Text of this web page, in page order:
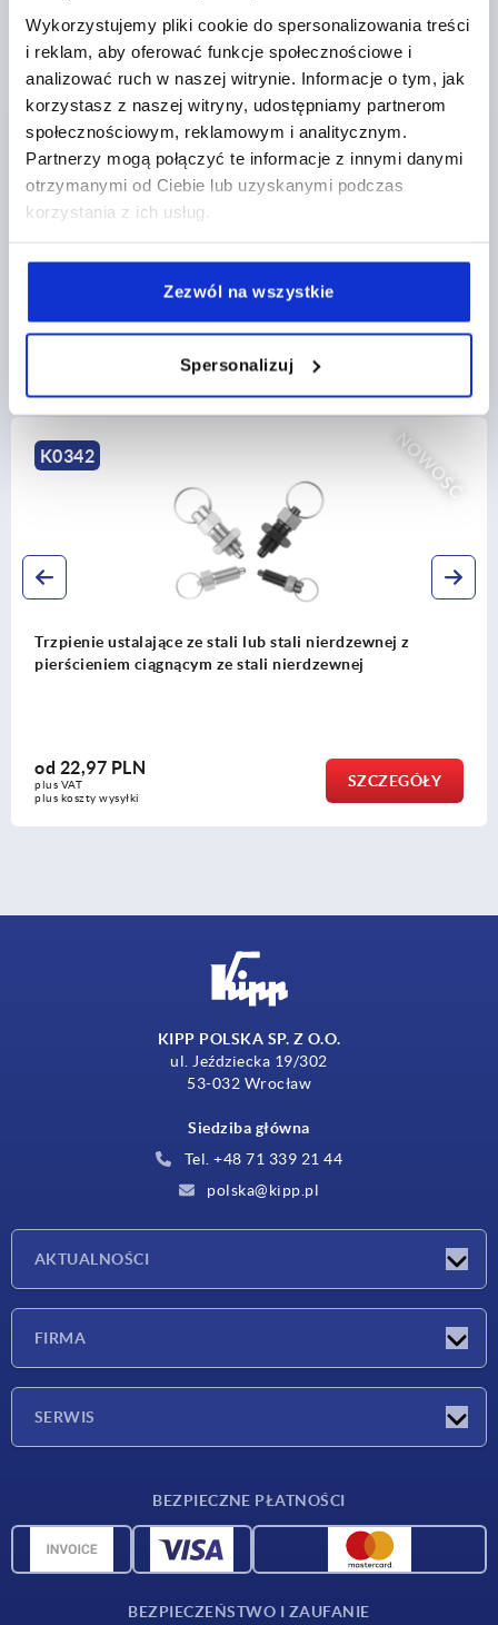
Wykorzystujemy pliki cookie do spersonalizowania treści
i reklam, aby oferować funkcje społecznościowe i
analizować ruch w naszej witrynie. Informacje o tym, jak
korzystasz z naszej witryny, udostępniamy partnerom
społecznościowym, reklamowym i analitycznym.
Partnerzy mogą połączyć te informacje z innymi danymi
otrzymanymi od Ciebie lub uzyskanymi podczas
korzystania z ich usług.
Zezwól na wszystkie
Spersonalizuj
plus koszty wysyłki
SZCZEGÓŁY PRODUKTU
CAD
Inni klienci kupili również
NOWOŚĆ
ze stali lub stali nierdzewnej z
ze stali nierdzewnej
K2407
Trzpień
32,77 PLN
plus VAT
plus koszty wysyłki
KIPP POLSKA SP. Z O.O.
ul. Jeździecka 19/302
53-032 Wrocław
Siedziba główna
Tel. +48 71 339 21 44
polska@kipp.pl
AKTUALNOŚCI
FIRMA
SERWIS
Dane CAD
BEZPIECZNE PŁATNOŚCI
BEZPIECZEŃSTWO I ZAUFANIE